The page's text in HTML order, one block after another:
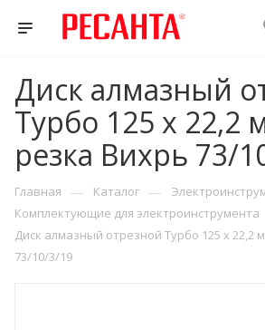
Диск алмазный
Турбо 125 х 22,2
резка Вихрь 73/
Главная — Каталог —
Комплектующие для электроинструмента
Диск алмазный отрезной Турбо 125 х 22,2
73/10/3/19